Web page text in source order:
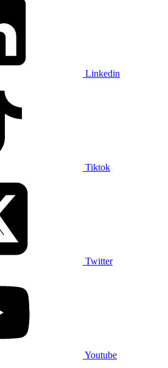
Linkedin
Tiktok
Twitter
Youtube